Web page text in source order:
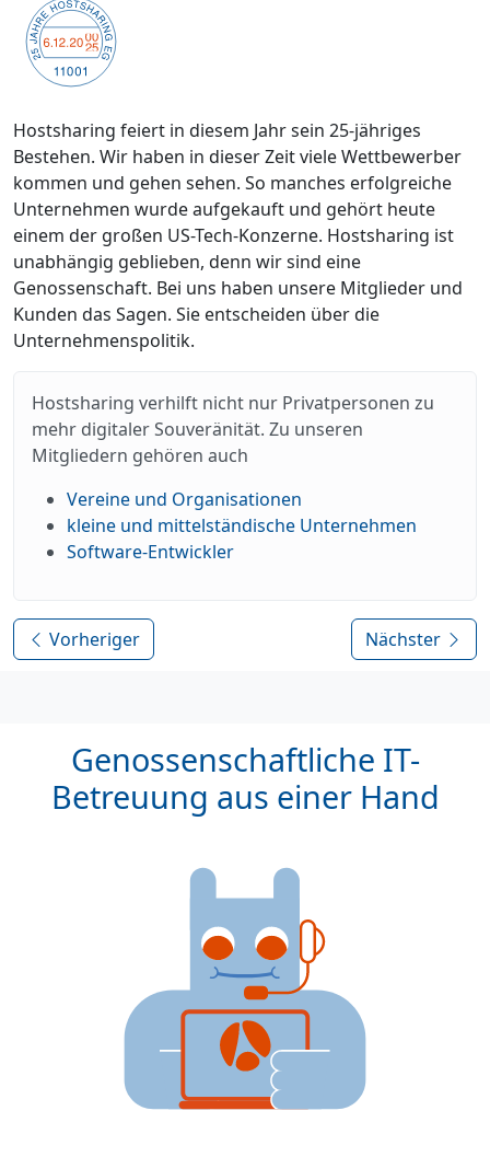
Hostsharing feiert in diesem Jahr sein 25-jähriges
Bestehen. Wir haben in dieser Zeit viele Wettbewerber
kommen und gehen sehen. So manches erfolgreiche
Unternehmen wurde aufgekauft und gehört heute
einem der großen US-Tech-Konzerne. Hostsharing ist
unabhängig geblieben, denn wir sind eine
Genossenschaft. Bei uns haben unsere Mitglieder und
Kunden das Sagen. Sie entscheiden über die
Unternehmenspolitik.
Hostsharing verhilft nicht nur Privatpersonen zu
mehr digitaler Souveränität. Zu unseren
Mitgliedern gehören auch
Vereine und Organisationen
kleine und mittelständische Unternehmen
Software-Entwickler
Vorheriger Nächster
Genossenschaftliche IT-
Betreuung aus einer Hand